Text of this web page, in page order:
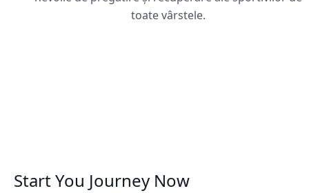
toate vârstele.
Start You Journey Now